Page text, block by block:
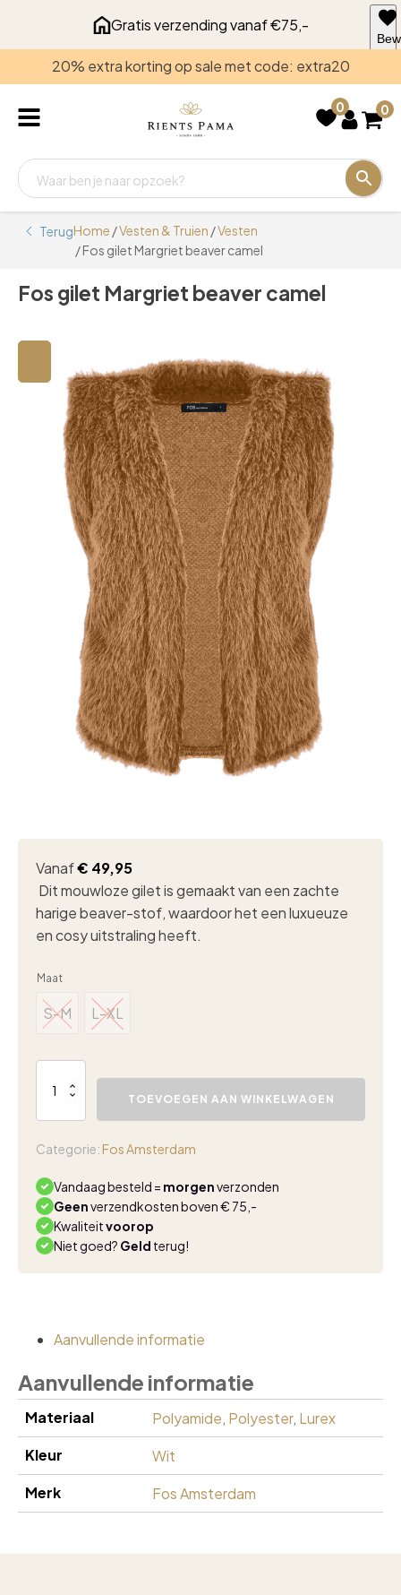
Gratis verzending vanaf €75,-
20% extra korting op sale met code: extra20
0 0
TerugHome /Vesten & Truien /Vesten
/ Fos gilet Margriet beaver camel
Fos gilet Margriet beaver camel
Vanaf€ 49,95
Dit mouwloze gilet is gemaakt van een zachte
harige beaver-stof, waardoor het een luxueuze
en cosy uitstraling heeft.
Maat
S-M
S-M
L-XL
L-XL
gilet
camel
TOEVOEGEN AAN WINKELWAGEN
voor
Categorie: Fos Amsterdam
Vandaag besteld = morgenverzonden
Geenverzendkosten boven € 75,-
Kwaliteitvoorop
Niet goed? Geld terug!
Aanvullende informatie
Aanvullende informatie
Materiaal Polyamide, Polyester, Lurex
Kleur
Wit
Merk
Fos Amsterdam